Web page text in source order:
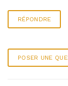
RÉPONDRE
POSER UNE